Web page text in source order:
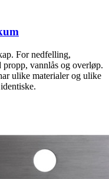
For nedfelling,
vannlås og overløp.
ulike materialer og ulike